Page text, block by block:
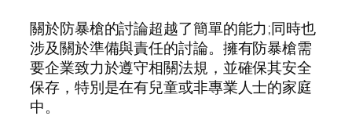
關於防暴槍的討論超越了簡單的能力;同時也
涉及關於準備與責任的討論。擁有防暴槍需
要企業致力於遵守相關法規，並確保其安全
保存，特別是在有兒童或非專業人士的家庭
中。